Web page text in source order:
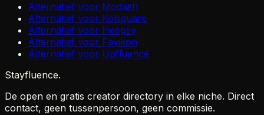
Alternatief voor Modash
Alternatief voor Kolsquare
Alternatief voor Heepsy
Alternatief voor Favikon
Alternatief voor Upfluence
Stayfluence.
De open en gratis creator directory in elke niche. Direct
contact, geen tussenpersoon, geen commissie.